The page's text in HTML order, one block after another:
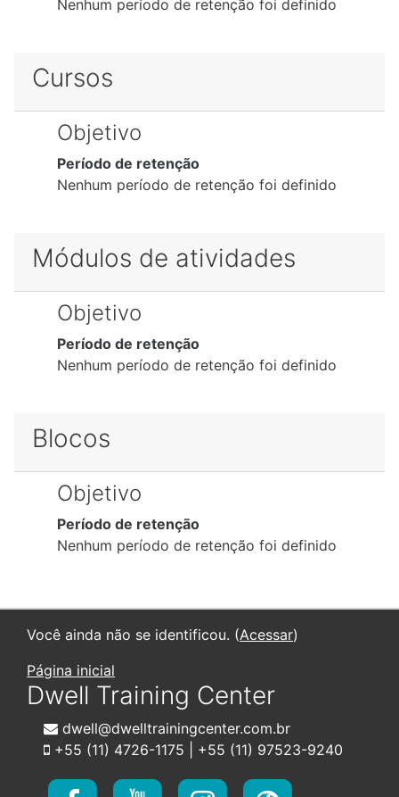
Nenhum período de retenção foi definido
Cursos
Objetivo
Período de retenção
Nenhum período de retenção foi definido
Módulos de atividades
Objetivo
Período de retenção
Nenhum período de retenção foi definido
Blocos
Objetivo
Período de retenção
Nenhum período de retenção foi definido
Você ainda não se identificou. (Acessar)
Página inicial
Dwell Training Center
dwell@dwelltrainingcenter.com.br
+55 (11) 4726-1175 | +55 (11) 97523-9240